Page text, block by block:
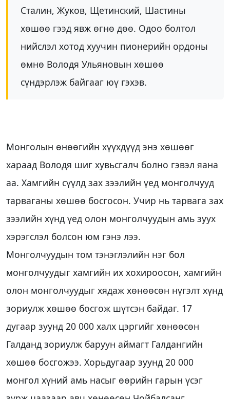
Сталин, Жуков, Щетинский, Шастины
хөшөө гээд явж өгнө дөө. Одоо болтол
нийслэл хотод хуучин пионерийн ордоны
өмнө Володя Ульяновын хөшөө
сүндэрлэж байгааг юү гэхэв.
Монголын өнөөгийн хүүхдүүд энэ хөшөөг
хараад Володя шиг хувьсгалч болно гэвэл яана
аа. Хамгийн сүүлд зах зээлийн үед монголчууд
тарваганы хөшөө босгосон. Учир нь тарвага зах
зээлийн хүнд үед олон монголчуудын амь зуух
хэрэгслэл болсон юм гэнэ лээ.
Монголчуудын том тэнэглэлийн нэг бол
монголчуудыг хамгийн их хохироосон, хамгийн
олон монголчуудыг хядаж хөнөөсөн нүгэлт хүнд
зориулж хөшөө босгож шүтсэн байдаг. 17
дугаар зуунд 20 000 халх цэргийг хөнөөсөн
Галданд зориулж баруун аймагт Галдангийн
хөшөө босгожээ. Хорьдугаар зуунд 20 000
монгол хүний амь насыг өөрийн гарын үсэг